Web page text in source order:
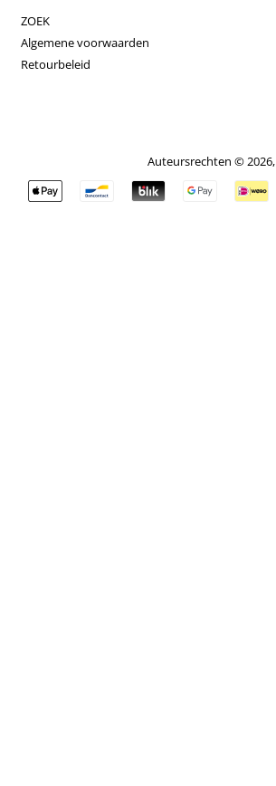
ZOEK
Algemene voorwaarden
Retourbeleid
Auteursrechten © 2026,